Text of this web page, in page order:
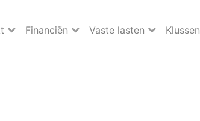
Financiën Vaste lasten Klussen